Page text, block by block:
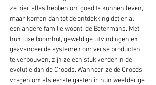
ze hier alles hebben om goed te kunnen leven,
maar komen dan tot de ontdekking dat er al
een andere familie woont: de Betermans. Met
hun luxe boomhut, geweldige uitvindingen en
geavanceerde systemen om verse producten
te verbouwen, zijn ze een stuk verder in de
evolutie dan de Croods. Wanneer ze de Croods
vragen om als eerste gasten in hun weelderige